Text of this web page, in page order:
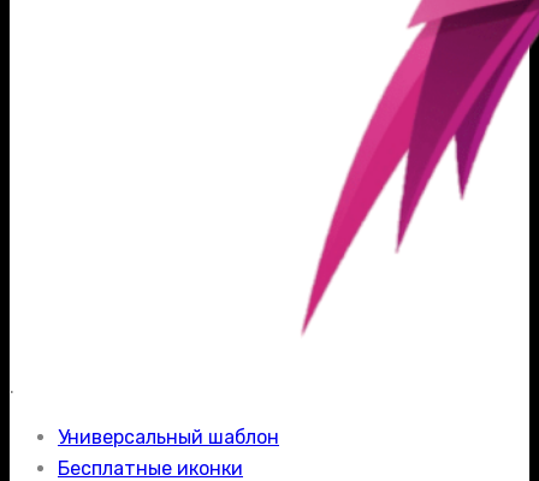
.
Универсальный шаблон
Бесплатные иконки